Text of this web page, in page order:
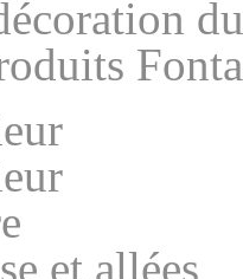
et allées